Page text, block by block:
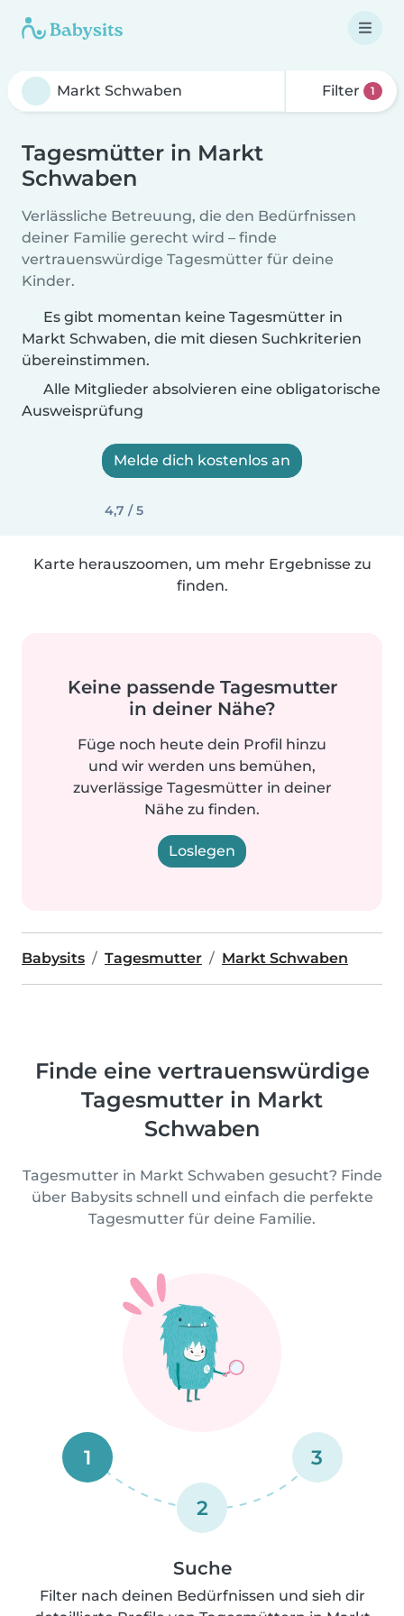
Filter 1
Tagesmütter in Markt
Schwaben
Verlässliche Betreuung, die den Bedürfnissen
deiner Familie gerecht wird – finde
vertrauenswürdige Tagesmütter für deine
Kinder.
Es gibt momentan keine Tagesmütter in
Markt Schwaben, die mit diesen Suchkriterien
übereinstimmen.
Alle Mitglieder absolvieren eine obligatorische
Ausweisprüfung
Melde dich kostenlos an
4,7 / 5
Karte herauszoomen, um mehr Ergebnisse zu
finden.
Keine passende Tagesmutter
in deiner Nähe?
Füge noch heute dein Profil hinzu
und wir werden uns bemühen,
zuverlässige Tagesmütter in deiner
Nähe zu finden.
Loslegen
Babysits Tagesmutter Markt Schwaben
Finde eine vertrauenswürdige
Tagesmutter in Markt
Schwaben
Tagesmutter in Markt Schwaben gesucht? Finde
über Babysits schnell und einfach die perfekte
Tagesmutter für deine Familie.
1
2
3
Suche
Filter nach deinen Bedürfnissen und sieh dir